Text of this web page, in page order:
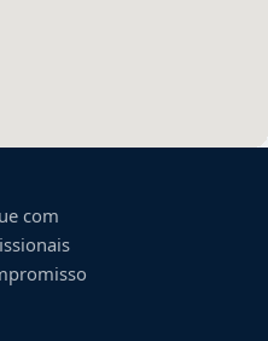
com